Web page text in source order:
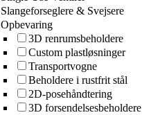
Slangeforseglere & Svejsere
Opbevaring
3D renrumsbeholdere
Custom plastløsninger
Transportvogne
Beholdere i rustfrit stål
2D-posehåndtering
3D forsendelsesbeholdere